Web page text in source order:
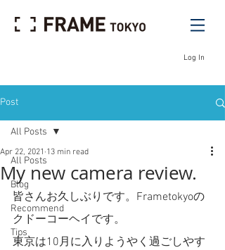
Log In
Post
All Posts
Blog
Recommend
Tips
All Posts
My new camera review.
Apr 22, 2021 13 min read
皆さんお久しぶりです。Frametokyoの
クドーコーヘイです。
東京は10月に入りようやく過ごしやす